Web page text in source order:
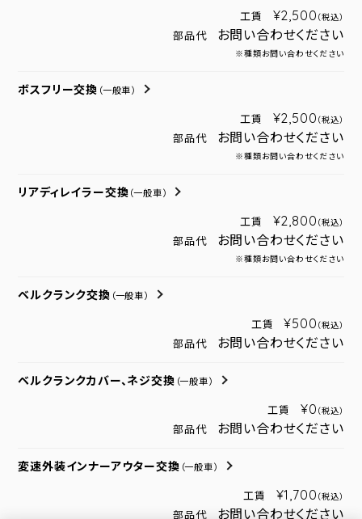
工賃 ¥2,500 （税込）
部品代 お問い合わせください
※種類お問い合わせください
ボスフリー交換 （一般車）
工賃 ¥2,500 （税込）
部品代 お問い合わせください
※種類お問い合わせください
リアディレイラー交換 （一般車）
工賃 ¥2,800 （税込）
部品代 お問い合わせください
※種類お問い合わせください
ベルクランク交換 （一般車）
工賃 ¥500 （税込）
部品代 お問い合わせください
ベルクランクカバー、ネジ交換 （一般車）
工賃 ¥0 （税込）
部品代 お問い合わせください
変速外装インナーアウター交換 （一般車）
工賃 ¥1,700 （税込）
部品代 お問い合わせください